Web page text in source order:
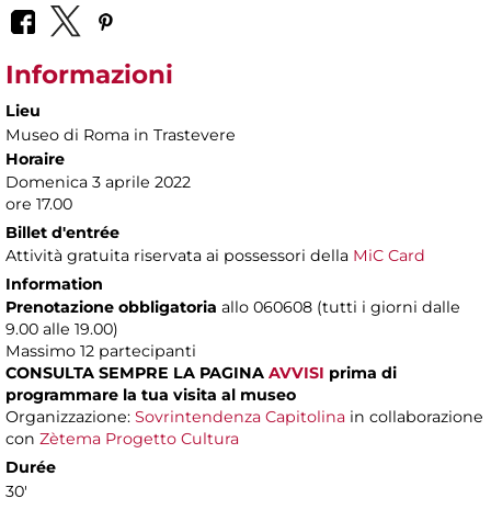
Informazioni
Lieu
Museo di Roma in Trastevere
Horaire
Domenica 3 aprile 2022
ore 17.00
Billet d'entrée
Attività gratuita riservata ai possessori della MiC Card
Information
Prenotazione obbligatoria allo 060608 (tutti i giorni dalle
9.00 alle 19.00)
Massimo 12 partecipanti
CONSULTA SEMPRE LA PAGINA AVVISI prima di
programmare la tua visita al museo
Organizzazione: Sovrintendenza Capitolina in collaborazione
con Zètema Progetto Cultura
Durée
30'